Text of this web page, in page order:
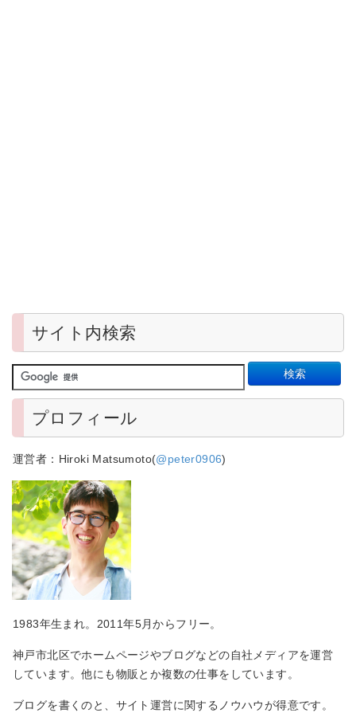
サイト内検索
プロフィール
運営者：Hiroki Matsumoto(@peter0906)
1983年生まれ。2011年5月からフリー。
神戸市北区でホームページやブログなどの自社メディアを運営
しています。他にも物販とか複数の仕事をしています。
ブログを書くのと、サイト運営に関するノウハウが得意です。